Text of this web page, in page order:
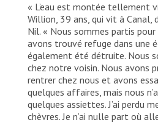
« L’eau est montée tellement
Willion, 39 ans, qui vit à Canal,
Nil. « Nous sommes partis pour
avons trouvé refuge dans une
également été détruite. Nous
chez notre voisin. Nous avons
rentrer chez nous et avons
quelques affaires, mais nous
quelques assiettes. J’ai perdu
chèvres. Je n’ai nulle part où